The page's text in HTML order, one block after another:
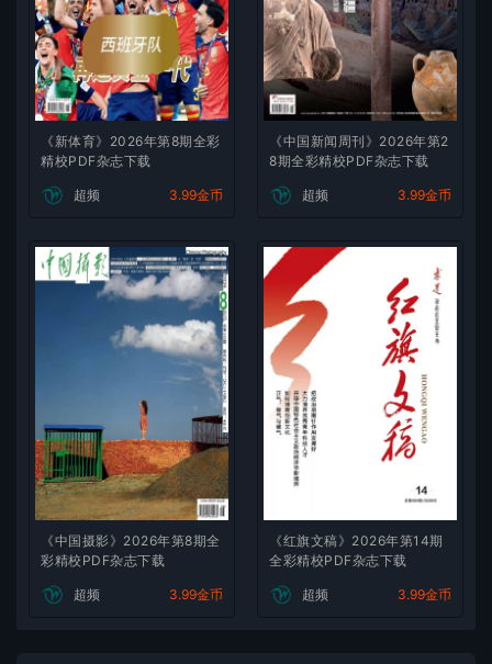
《新体育》2026年第8期全彩
精校PDF杂志下载
超频 3.99金币
《中国新闻周刊》2026年第2
8期全彩精校PDF杂志下载
超频 3.99金币
《中国摄影》2026年第8期全
彩精校PDF杂志下载
超频 3.99金币
《红旗文稿》2026年第14期
全彩精校PDF杂志下载
超频 3.99金币